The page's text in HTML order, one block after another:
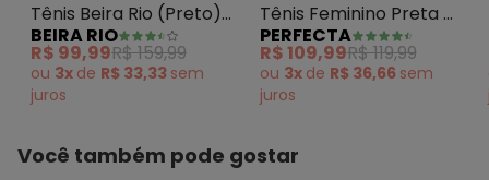
Tênis Beira Rio (Preto)
em Sintético
BEIRA RIO
R$ 99,99R$ 159,99
ou 3x de R$ 33,33 sem
juros
Tênis Feminino Preta e
Rosa com Detalhes
PERFECTA
R$ 109,99R$ 119,99
ou 3x de R$ 36,66 sem
juros
Você também pode gostar